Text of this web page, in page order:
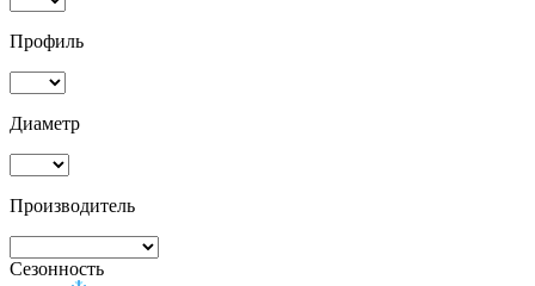
Профиль
Диаметр
Производитель
Сезонность